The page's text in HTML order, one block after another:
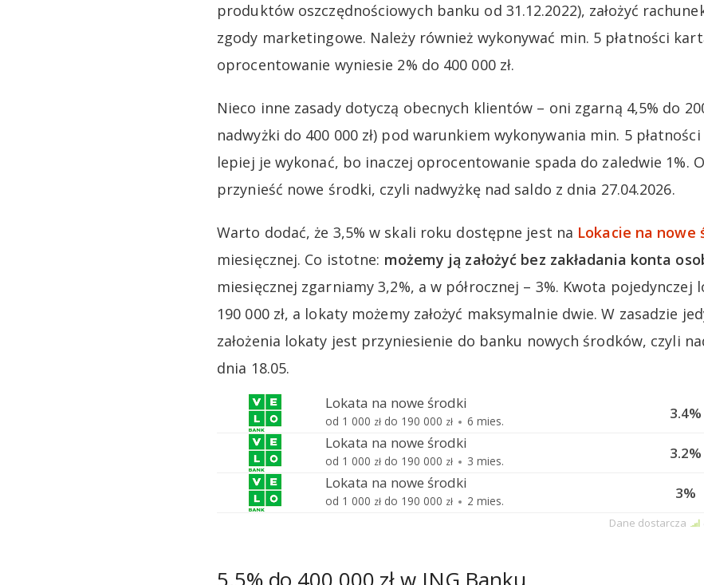
produktów oszczędnościowych banku od 31.12.2022), założyć
zgody marketingowe. Należy również wykonywać min. 5 płatności
oprocentowanie wyniesie 2% do 400 000 zł.
Nieco inne zasady dotyczą obecnych klientów – oni zgarną 4,5% do
nadwyżki do 400 000 zł) pod warunkiem wykonywania min. 5
lepiej je wykonać, bo inaczej oprocentowanie spada do zaledwie 1%.
przynieść nowe środki, czyli nadwyżkę nad saldo z dnia 27.04.2026.
Warto dodać, że 3,5% w skali roku dostępne jest na Lokacie na nowe
miesięcznej. Co istotne: możemy ją założyć bez zakładania konta
miesięcznej zgarniamy 3,2%, a w półrocznej – 3%. Kwota
190 000 zł, a lokaty możemy założyć maksymalnie dwie. W zasadzie
założenia lokaty jest przyniesienie do banku nowych środków, czyli
dnia 18.05.